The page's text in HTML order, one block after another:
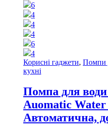
6
4
4
4
6
4
Корисні гаджети, Помпи
кухні
Помпа для
Auomatic Water
Автоматична,